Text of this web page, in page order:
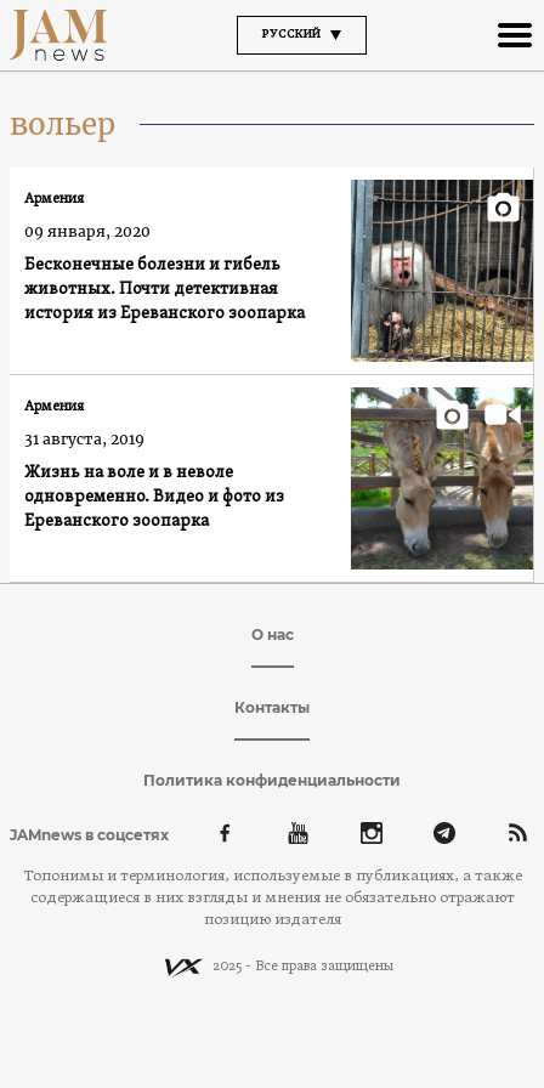
РУССКИЙ
вольер
Бесконечные болезни и гибель
животных. Почти детективная
история из Ереванского зоопарка
Армения
09 января, 2020
Жизнь на воле и в неволе
одновременно. Видео и фото из
Ереванского зоопарка
Армения
31 августа, 2019
О нас
Контакты
Политика конфиденциальности
JAMnews в соцсетях
Топонимы и терминология, используемые в публикациях, а также
содержащиеся в них взгляды и мнения не обязательно отражают
позицию издателя
2025 - Все права защищены